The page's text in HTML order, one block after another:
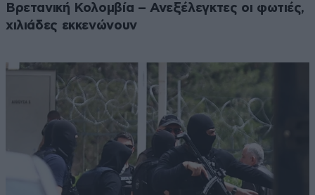
Βρετανική Κολομβία – Ανεξέλεγκτες οι φωτιές,
χιλιάδες εκκενώνουν